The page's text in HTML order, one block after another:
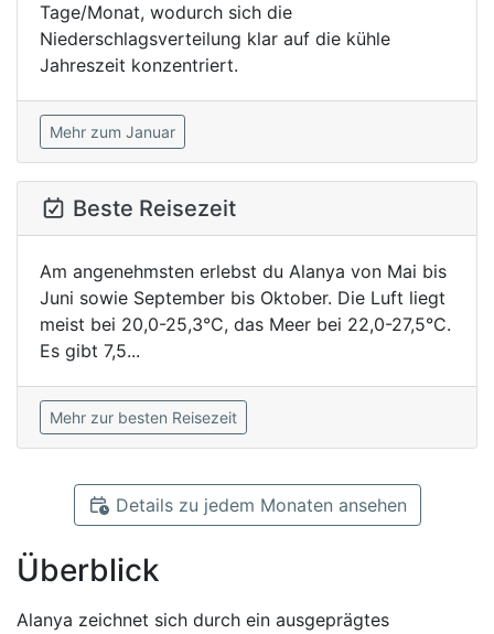
Tage/Monat, wodurch sich die
Niederschlagsverteilung klar auf die kühle
Jahreszeit konzentriert.
Mehr zum Januar
Beste Reisezeit
Am angenehmsten erlebst du Alanya von Mai bis
Juni sowie September bis Oktober. Die Luft liegt
meist bei 20,0-25,3°C, das Meer bei 22,0-27,5°C.
Es gibt 7,5...
Mehr zur besten Reisezeit
Details zu jedem Monaten ansehen
Überblick
Alanya zeichnet sich durch ein ausgeprägtes